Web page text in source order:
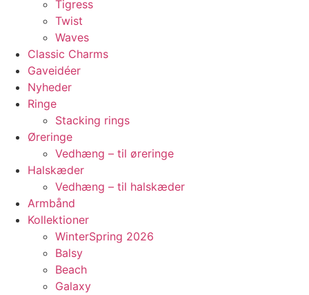
Tigress
Twist
Waves
Classic Charms
Gaveidéer
Nyheder
Ringe
Stacking rings
Øreringe
Vedhæng – til øreringe
Halskæder
Vedhæng – til halskæder
Armbånd
Kollektioner
WinterSpring 2026
Balsy
Beach
Galaxy